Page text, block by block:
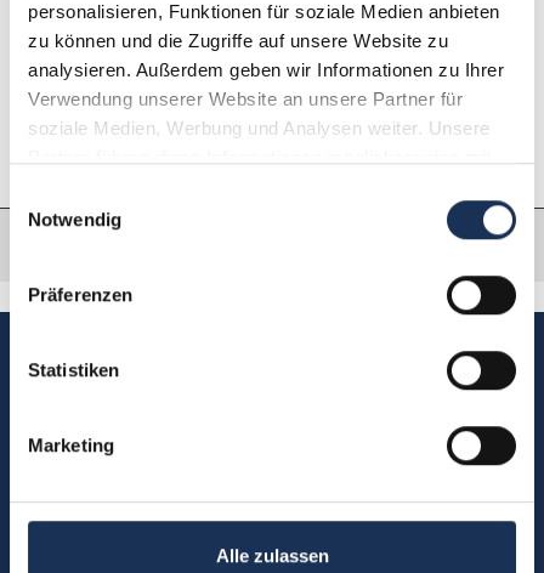
personalisieren, Funktionen für soziale Medien anbieten
zu können und die Zugriffe auf unsere Website zu
analysieren. Außerdem geben wir Informationen zu Ihrer
Verwendung unserer Website an unsere Partner für
soziale Medien, Werbung und Analysen weiter. Unsere
haben oder die sie im Rahmen Ihrer Nutzung der Dienste
Notwendig
Präferenzen
Statistiken
Marketing
Alle zulassen
Beschreibung
Eigenschaften
Kontakt